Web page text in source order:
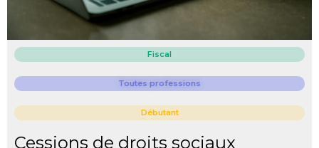
Fiscal
Toutes professions
Débutant
Cessions de droits sociaux